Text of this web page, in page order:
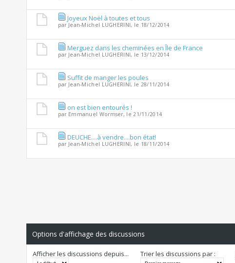
Joyeux Noël à toutes et tous
par Jean-Michel LUGHERINI, le 18/12/2014
Merguez dans les cheminées en Île de France
par Jean-Michel LUGHERINI, le 13/12/2014
Suffit de manger les poules
par Jean-Michel LUGHERINI, le 28/11/2014
on est bien entourés !
par Emmanuel Wormser, le 21/11/2014
DEUCHE....à vendre....bon état!
par Jean-Michel LUGHERINI, le 18/11/2014
Options d'affichage des discussions
Afficher les discussions depuis... Trier les discussions par :